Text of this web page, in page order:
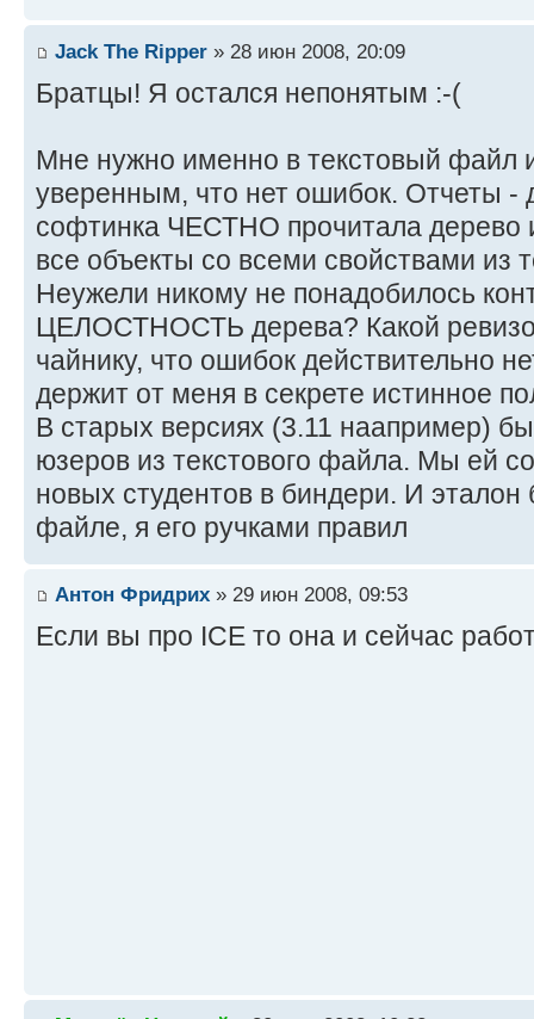
Jack The Ripper » 28 июн 2008, 20:09
Братцы! Я остался непонятым :-(
Мне нужно именно в текстовый файл
уверенным, что нет ошибок. Отчеты -
софтинка ЧЕСТНО прочитала дерево
все объекты со всеми свойствами из
Неужели никому не понадобилось
ЦЕЛОСТНОСТЬ дерева? Какой
чайнику, что ошибок действительно
держит от меня в секрете истинное
В старых версиях (3.11 наапример)
юзеров из текстового файла. Мы ей
новых студентов в биндери. И
файле, я его ручками правил
Антон Фридрих » 29 июн 2008, 09:53
Если вы про ICE то она и сейчас